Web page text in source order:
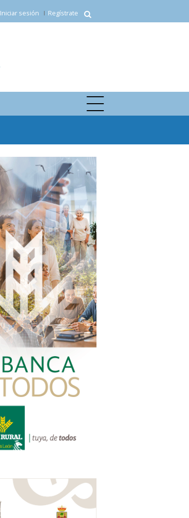
Iniciar sesión Regístrate